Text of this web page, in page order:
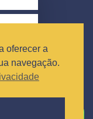
oferecer a
navegação.